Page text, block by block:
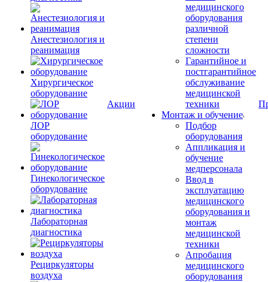
Анестезиология и
реанимация
Хирургическое
оборудование
ЛОР
оборудование
Гинекологическое
оборудование
Лабораторная
диагностика
Рециркуляторы
воздуха
Акции
медицинского
оборудования
различной
степени
сложности
Гарантийное и
постгарантийное
обслуживание
медицинской
техники
Монтаж и обучение
Подбор
оборудования
Аппликация и
обучение
медперсонала
Ввод в
эксплуатацию
медицинского
оборудования и
монтаж
медицинской
техники
Апробация
медицинского
оборудования